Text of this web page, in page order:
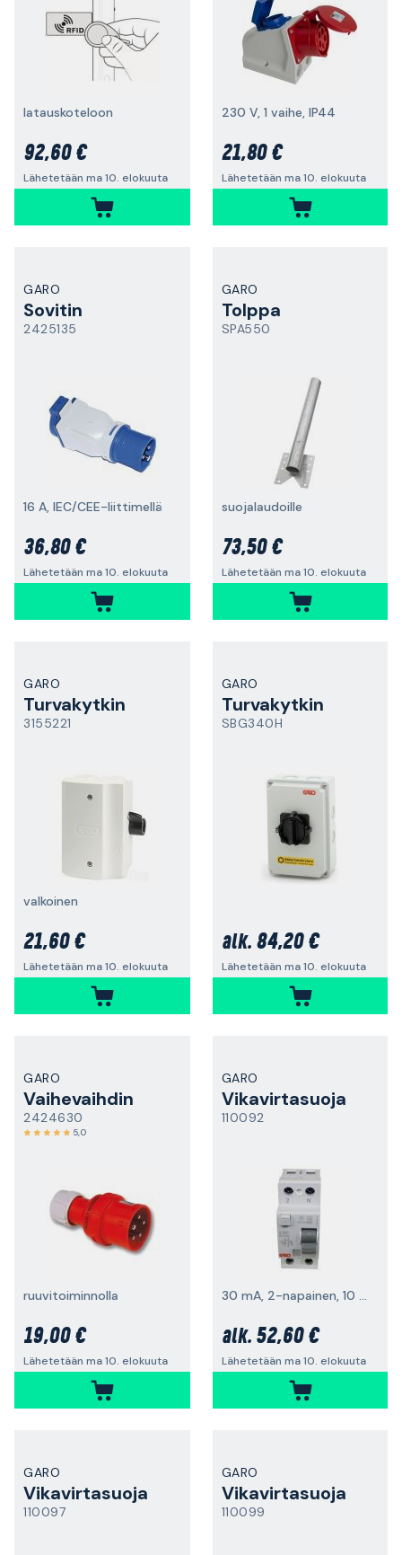
latauskoteloon
92,60 €
Lähetetään ma 10. elokuuta
230 V, 1 vaihe, IP44
21,80 €
Lähetetään ma 10. elokuuta
GARO
Sovitin
2425135
16 A, IEC/CEE-liittimellä
36,80 €
Lähetetään ma 10. elokuuta
GARO
Tolppa
SPA550
suojalaudoille
73,50 €
Lähetetään ma 10. elokuuta
GARO
Turvakytkin
3155221
valkoinen
21,60 €
Lähetetään ma 10. elokuuta
GARO
Turvakytkin
SBG340H
alk. 84,20 €
Lähetetään ma 10. elokuuta
GARO
Vaihevaihdin
2424630
5,0
ruuvitoiminnolla
19,00 €
Lähetetään ma 10. elokuuta
GARO
Vikavirtasuoja
110092
30 mA, 2-napainen, 10 kA
alk. 52,60 €
Lähetetään ma 10. elokuuta
GARO
Vikavirtasuoja
110097
GARO
Vikavirtasuoja
110099